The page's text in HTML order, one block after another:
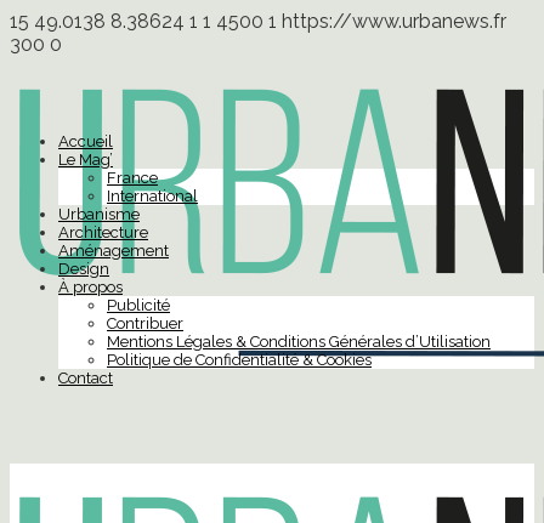
15 49.0138 8.38624 1 1 4500 1 https://www.urbanews.fr
300 0
Accueil
Le Mag’
France
International
Urbanisme
Architecture
Aménagement
Design
À propos
Publicité
Contribuer
Mentions Légales & Conditions Générales d’Utilisation
Politique de Confidentialité & Cookies
Contact